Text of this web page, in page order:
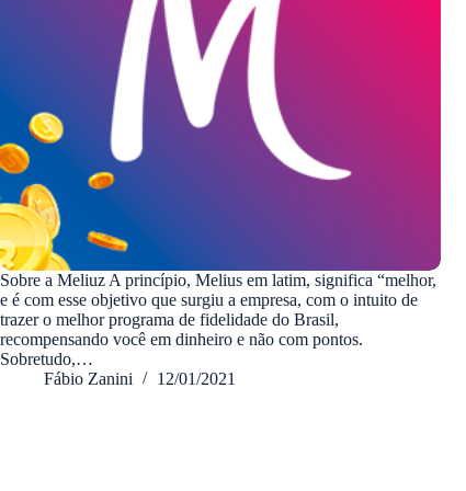
Sobre a Meliuz A princípio, Melius em latim, significa “melhor,
e é com esse objetivo que surgiu a empresa, com o intuito de
trazer o melhor programa de fidelidade do Brasil,
recompensando você em dinheiro e não com pontos.
Sobretudo,…
Fábio Zanini
12/01/2021